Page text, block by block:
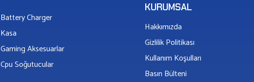
Battery Charger
Kasa
Gaming Aksesuarlar
Cpu Soğutucular
KURUMSAL
Hakkımızda
Gizlilik Politikası
Kullanım Koşulları
Basın Bülteni